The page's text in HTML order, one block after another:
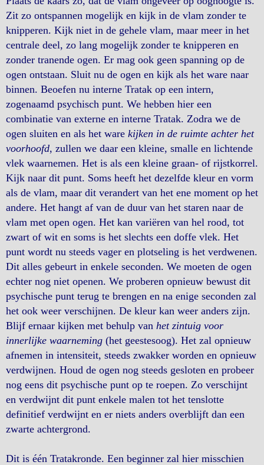
Zit zo ontspannen mogelijk en kijk in de vlam zonder te
knipperen. Kijk niet in de gehele vlam, maar meer in het
centrale deel, zo lang mogelijk zonder te knipperen en
zonder tranende ogen. Er mag ook geen spanning op de
ogen ontstaan. Sluit nu de ogen en kijk als het ware naar
binnen. Beoefen nu interne Tratak op een intern,
zogenaamd psychisch punt. We hebben hier een
combinatie van externe en interne Tratak. Zodra we de
ogen sluiten en als het ware kijken in de ruimte achter het
voorhoofd, zullen we daar een kleine, smalle en lichtende
vlek waarnemen. Het is als een kleine graan- of rijstkorrel.
Kijk naar dit punt. Soms heeft het dezelfde kleur en vorm
als de vlam, maar dit verandert van het ene moment op het
andere. Het hangt af van de duur van het staren naar de
vlam met open ogen. Het kan variëren van hel rood, tot
zwart of wit en soms is het slechts een doffe vlek. Het
punt wordt nu steeds vager en plotseling is het verdwenen.
Dit alles gebeurt in enkele seconden. We moeten de ogen
echter nog niet openen. We proberen opnieuw bewust dit
psychische punt terug te brengen en na enige seconden zal
het ook weer verschijnen. De kleur kan weer anders zijn.
Blijf ernaar kijken met behulp van het zintuig voor
innerlijke waarneming (het geestesoog). Het zal opnieuw
afnemen in intensiteit, steeds zwakker worden en opnieuw
verdwijnen. Houd de ogen nog steeds gesloten en probeer
nog eens dit psychische punt op te roepen. Zo verschijnt
en verdwijnt dit punt enkele malen tot het tenslotte
definitief verdwijnt en er niets anders overblijft dan een
zwarte achtergrond.
Dit is één Tratakronde. Een beginner zal hier misschien